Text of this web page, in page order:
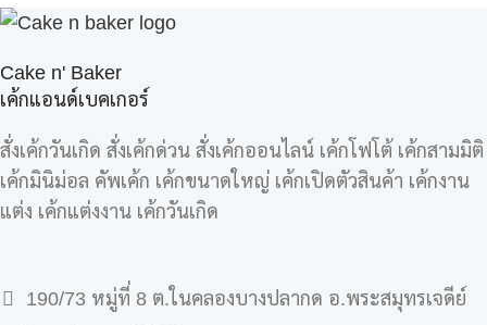
Cake n' Baker
เค้กแอนด์เบคเกอร์
สั่งเค้กวันเกิด สั่งเค้กด่วน สั่งเค้กออนไลน์ เค้กโฟโต้ เค้กสามมิติ
เค้กมินิม่อล คัพเค้ก เค้กขนาดใหญ่ เค้กเปิดตัวสินค้า เค้กงาน
แต่ง เค้กแต่งงาน เค้กวันเกิด
190/73 หมู่ที่ 8 ต.ในคลองบางปลากด อ.พระสมุทรเจดีย์